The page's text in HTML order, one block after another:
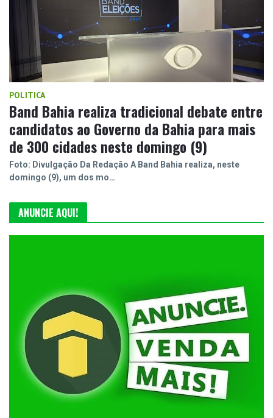
POLITICA
Band Bahia realiza tradicional debate entre
candidatos ao Governo da Bahia para mais
de 300 cidades neste domingo (9)
Foto: Divulgação Da Redação A Band Bahia realiza, neste
domingo (9), um dos mo…
ANUNCIE AQUI!